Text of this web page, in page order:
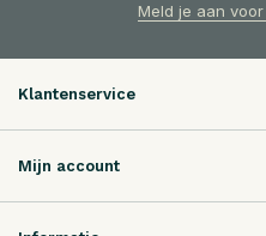
Meld je aan
Klantenservice
Mijn account